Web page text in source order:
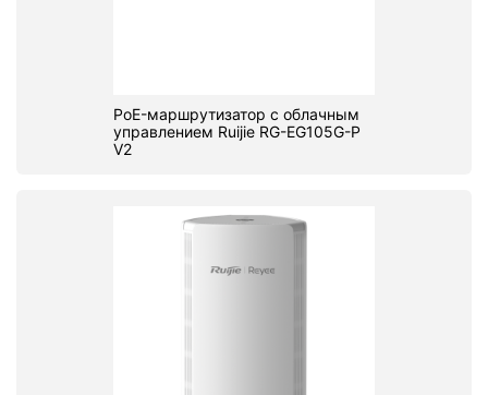
PoE-маршрутизатор с облачным
управлением Ruijie RG-EG105G-P
V2